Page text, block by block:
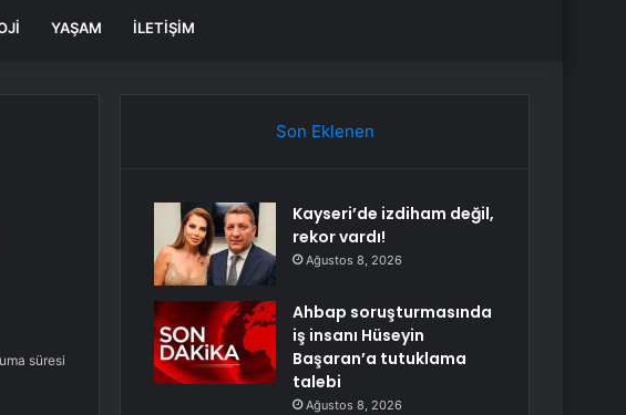
YAŞAM İLETIŞIM
süresi
Son Eklenen
Kayseri’de izdiham değil,
rekor vardı!
Ağustos 8, 2026
Ahbap soruşturmasında
iş insanı Hüseyin
Başaran’a tutuklama
talebi
Ağustos 8, 2026